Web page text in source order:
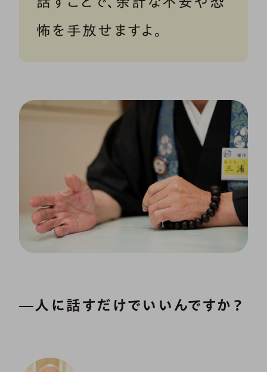
怖を手放せますよ。
―人に話すだけでいいんですか？